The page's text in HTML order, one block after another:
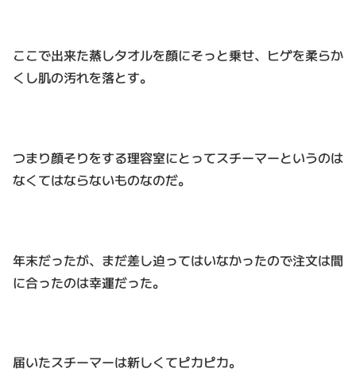
ここで出来た蒸しタオルを顔にそっと乗せ、ヒゲを柔らか
くし肌の汚れを落とす。
つまり顔そりをする理容室にとってスチーマーというのは
なくてはならないものなのだ。
年末だったが、まだ差し迫ってはいなかったので注文は間
に合ったのは幸運だった。
届いたスチーマーは新しくてピカピカ。